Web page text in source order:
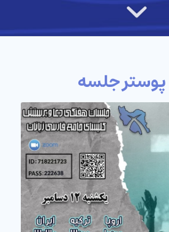
پوستر جلسه